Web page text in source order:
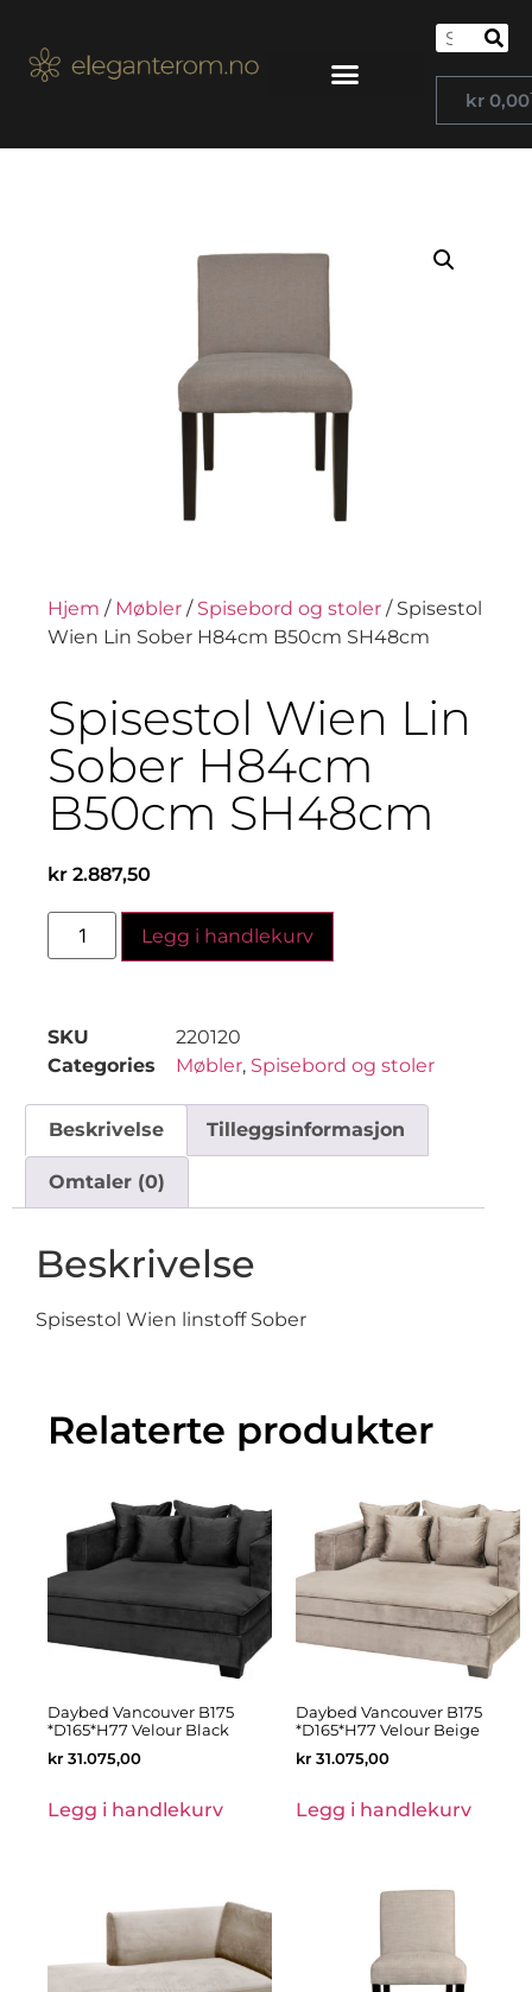
kr0,00
Hjem / Møbler / Spisebord og stoler / Spisestol
Wien Lin Sober H84cm B50cm SH48cm
Spisestol Wien Lin
Sober H84cm
B50cm SH48cm
kr 2.887,50
Legg i handlekurv
SKU
220120
Categories
Møbler, Spisebord og stoler
Beskrivelse Tilleggsinformasjon
Omtaler (0)
Beskrivelse
Spisestol Wien linstoff Sober
Relaterte produkter
Daybed Vancouver B175
*D165*H77 Velour Black
kr 31.075,00
Legg i handlekurv
Daybed Vancouver B175
*D165*H77 Velour Beige
kr 31.075,00
Legg i handlekurv